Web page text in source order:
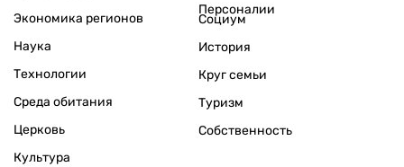
Экономика регионов
Персоналии
Наука
Технологии
Среда обитания
Церковь
Культура
Социум
История
Круг семьи
Туризм
Собственность